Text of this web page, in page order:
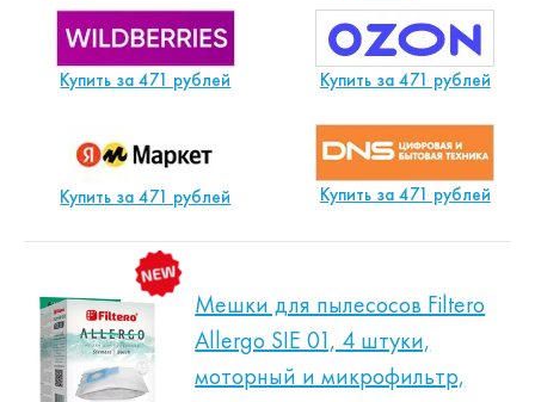
Купить за 471 рублей Купить за 471 рублей
Купить за 471 рублей Купить за 471 рублей
Мешки для пылесосов Filtero
Allergo SIE 01, 4 штуки,
моторный и микрофильтр,